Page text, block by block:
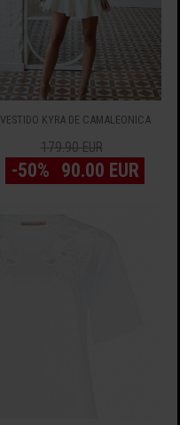
VESTIDO KYRA DE CAMALEONICA
179.90 EUR
-50% 90.00 EUR